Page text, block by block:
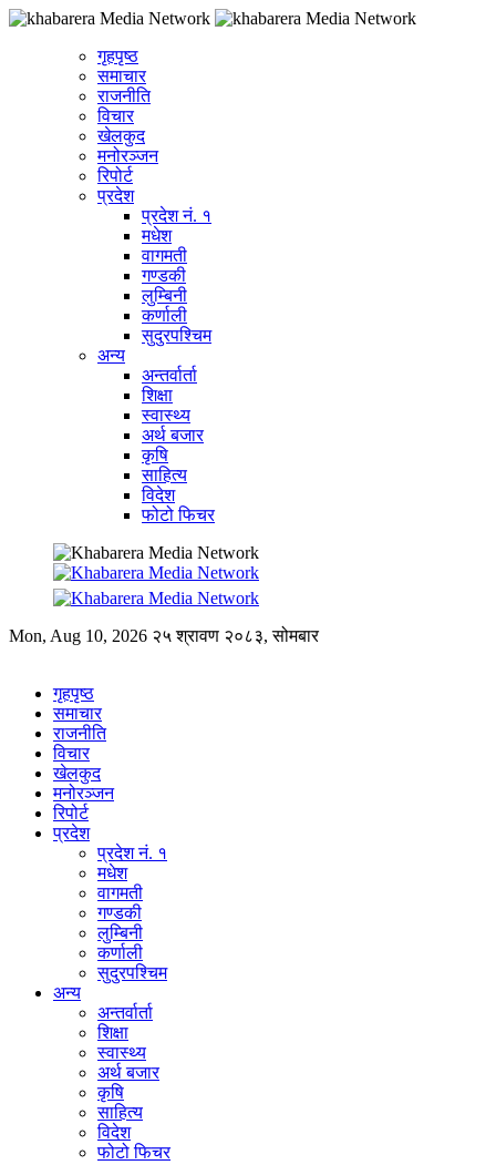
गृहपृष्ठ
समाचार
राजनीति
विचार
खेलकुद
मनोरञ्जन
रिपोर्ट
प्रदेश
प्रदेश नं. १
मधेश
वागमती
गण्डकी
लुम्बिनी
कर्णाली
सुदुरपश्चिम
अन्य
अन्तर्वार्ता
शिक्षा
स्वास्थ्य
अर्थ बजार
कृषि
साहित्य
विदेश
फोटो फिचर
Mon, Aug 10, 2026 २५ श्रावण २०८३, सोमबार
गृहपृष्ठ
समाचार
राजनीति
विचार
खेलकुद
मनोरञ्जन
रिपोर्ट
प्रदेश
प्रदेश नं. १
मधेश
वागमती
गण्डकी
लुम्बिनी
कर्णाली
सुदुरपश्चिम
अन्य
अन्तर्वार्ता
शिक्षा
स्वास्थ्य
अर्थ बजार
कृषि
साहित्य
विदेश
फोटो फिचर